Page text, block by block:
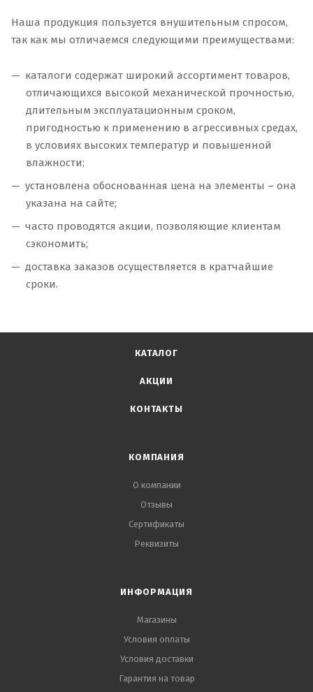
Наша продукция пользуется внушительным спросом,
так как мы отличаемся следующими преимуществами:
каталоги содержат широкий ассортимент товаров,
отличающихся высокой механической прочностью,
длительным эксплуатационным сроком,
пригодностью к применению в агрессивных средах,
в условиях высоких температур и повышенной
влажности;
установлена обоснованная цена на элементы – она
указана на сайте;
часто проводятся акции, позволяющие клиентам
сэкономить;
доставка заказов осуществляется в кратчайшие
сроки.
КАТАЛОГ
АКЦИИ
КОНТАКТЫ
КОМПАНИЯ
О компании
Отзывы
Сертификаты
Реквизиты
ИНФОРМАЦИЯ
Магазины
Условия оплаты
Условия доставки
Гарантия на товар